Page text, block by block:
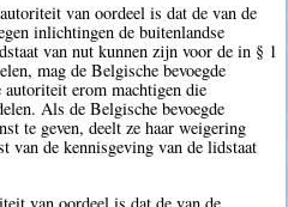
van oordeel is dat de van de
inlichtingen de buitenlandse
van nut kunnen zijn voor de in § 1
mag de Belgische bevoegde
autoriteit erom machtigen die
Als de Belgische bevoegde
te geven, deelt ze haar weigering
van de kennisgeving van de lidstaat
van oordeel is dat de van de